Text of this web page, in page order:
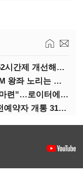
반도체공학회 “연구개발직 주 52시간제 개선해야”
HBM3E 수요가 변수…내년 HBM 왕좌 노리는 삼성
삼전닉스 “주주환원 확대 방안 마련”…로이터에 성명 보내
“Z8 폴드 흥행”…삼성전자, 사전예약자 개통 31일까지 연장